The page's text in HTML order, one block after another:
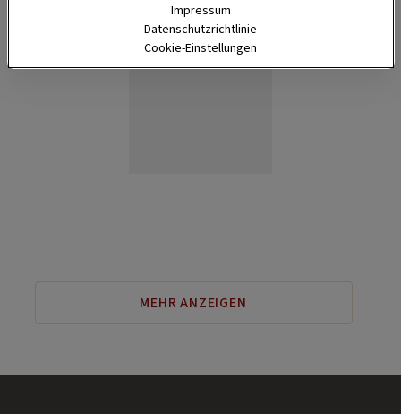
MEHR ANZEIGEN
Impressum
Datenschutzrichtlinie
Cookie-Einstellungen